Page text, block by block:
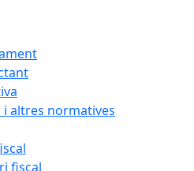
altres normatives
fiscal